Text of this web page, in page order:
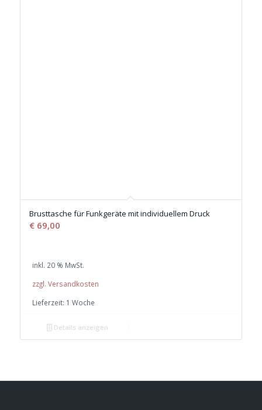
Brusttasche für Funkgeräte mit individuellem Druck
€69,00
inkl. 20 % MwSt.
zzgl. Versandkosten
Lieferzeit: 1 Woche
Details anzeigen